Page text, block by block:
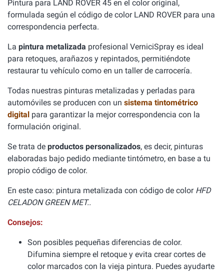
Pintura para LAND ROVER 45 en el color original,
formulada según el código de color LAND ROVER para una
correspondencia perfecta.
La pintura metalizada profesional VerniciSpray es ideal
para retoques, arañazos y repintados, permitiéndote
restaurar tu vehículo como en un taller de carrocería.
Todas nuestras pinturas metalizadas y perladas para
automóviles se producen con un sistema tintométrico
digital para garantizar la mejor correspondencia con la
formulación original.
Se trata de productos personalizados, es decir, pinturas
elaboradas bajo pedido mediante tintómetro, en base a tu
propio código de color.
En este caso: pintura metalizada con código de color HFD
CELADON GREEN MET..
Consejos:
Son posibles pequeñas diferencias de color.
Difumina siempre el retoque y evita crear cortes de
color marcados con la vieja pintura. Puedes ayudarte